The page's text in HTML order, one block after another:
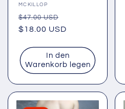
Anbieter:
MCKILLOP
Normaler
Preis
$47.00 USD
$18.00 USD
In den
Warenkorb legen